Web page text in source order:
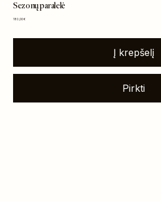
Sezonų paralelė
Kaina
180,00 €
Į krepšelį
Pirkti